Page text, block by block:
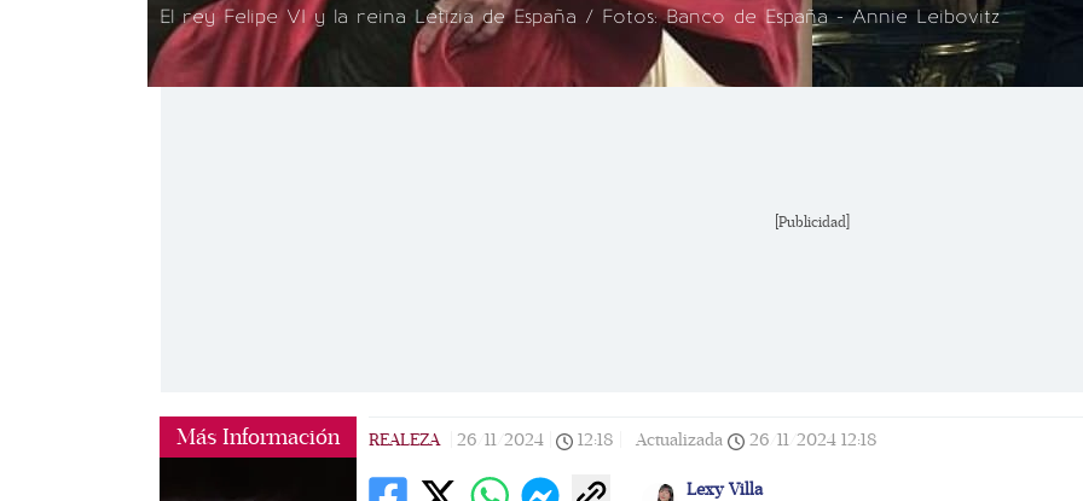
El rey Felipe VI y la reina Letizia de España / Fotos: Banco de España - Annie Leibovitz
[Publicidad]
Más Información REALEZA 26/11/2024 12:18 Actualizada 26/11/2024 12:18
Lexy Villa